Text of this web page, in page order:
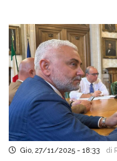
Gio, 27/11/2025 - 18:33 di